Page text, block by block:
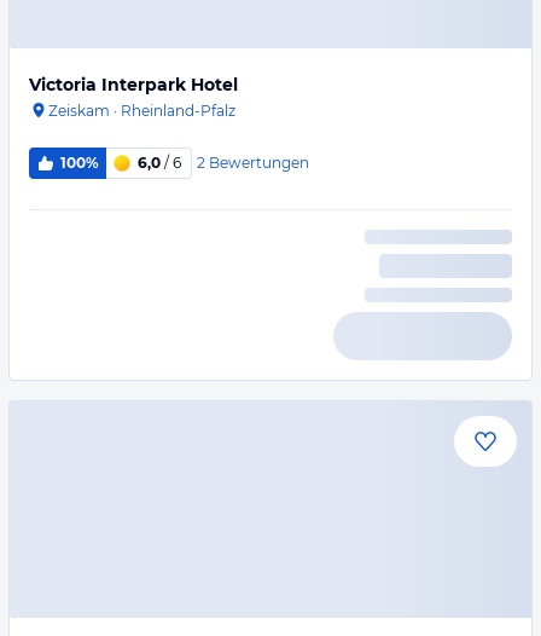
Victoria Interpark Hotel
Zeiskam · Rheinland-Pfalz
100% 6,0 / 6 2 Bewertungen